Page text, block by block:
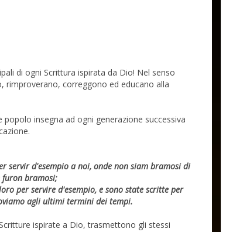
di ogni Scrittura ispirata da Dio! Nel senso
rimproverano, correggono ed educano alla
insegna ad ogni generazione successiva
servir d'esempio a noi, onde non siam bramosi di
furon bramosi;
per servire d'esempio, e sono state scritte per
agli ultimi termini dei tempi.
ispirate a Dio, trasmettono gli stessi